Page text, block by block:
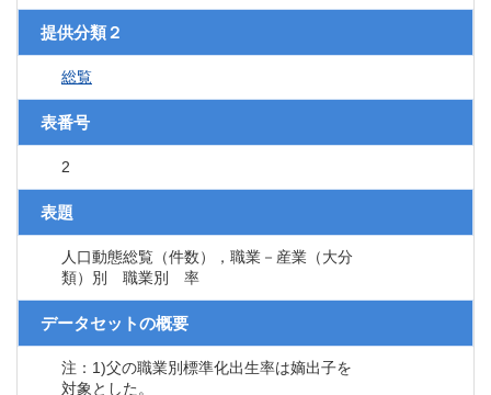
提供分類２
総覧
表番号
2
表題
人口動態総覧（件数），職業－産業（大分
類）別 職業別 率
データセットの概要
注：1)父の職業別標準化出生率は嫡出子を
対象とした。